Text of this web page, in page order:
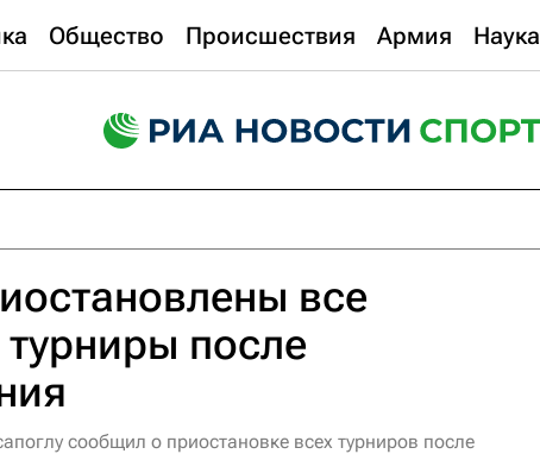
Общество Происшествия Армия Наука
все
после
сообщил о приостановке всех турниров после